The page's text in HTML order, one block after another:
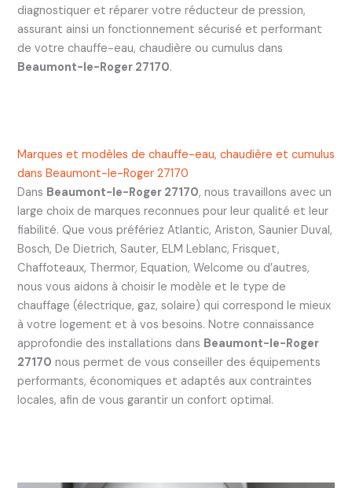
diagnostiquer et réparer votre réducteur de pression,
assurant ainsi un fonctionnement sécurisé et performant
de votre chauffe-eau, chaudière ou cumulus dans
Beaumont-le-Roger 27170.
Marques et modèles de chauffe-eau, chaudière et cumulus
dans Beaumont-le-Roger 27170
Dans Beaumont-le-Roger 27170, nous travaillons avec un
large choix de marques reconnues pour leur qualité et leur
fiabilité. Que vous préfériez Atlantic, Ariston, Saunier Duval,
Bosch, De Dietrich, Sauter, ELM Leblanc, Frisquet,
Chaffoteaux, Thermor, Equation, Welcome ou d’autres,
nous vous aidons à choisir le modèle et le type de
chauffage (électrique, gaz, solaire) qui correspond le mieux
à votre logement et à vos besoins. Notre connaissance
approfondie des installations dans Beaumont-le-Roger
27170 nous permet de vous conseiller des équipements
performants, économiques et adaptés aux contraintes
locales, afin de vous garantir un confort optimal.